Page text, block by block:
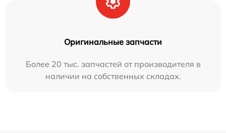
Оригинальные запчасти
Более 20 тыс. запчастей от производителя в
наличии на собственных складах.